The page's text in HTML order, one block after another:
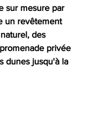
sur mesure par
un revêtement
des
privée
dunes jusqu'à la